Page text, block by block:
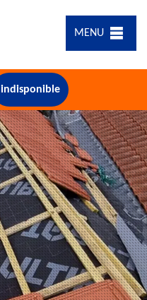
MENU
indisponible